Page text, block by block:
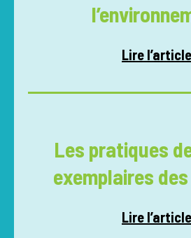
Lire l’article
Les pratiques
exemplaires
Lire l’article